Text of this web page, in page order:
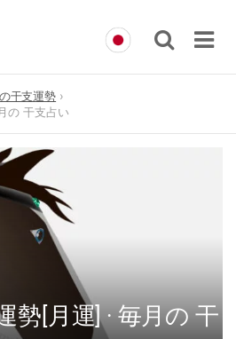
干支運勢
の 干支占い
勢[月運] · 毎月の 干